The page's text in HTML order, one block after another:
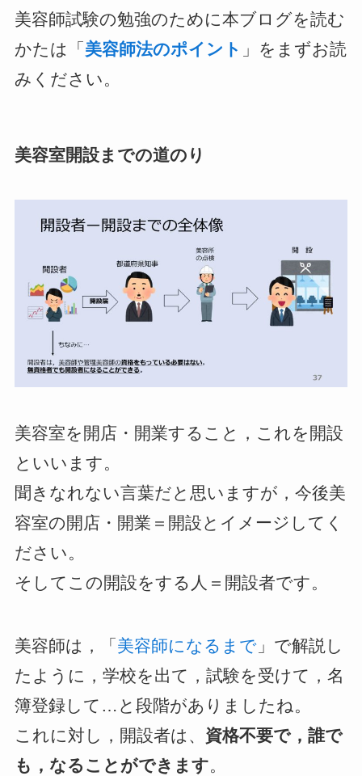
美容師試験の勉強のために本ブログを読む
かたは「 美容師法のポイント 」をまずお読
みください。
美容室開設までの道のり
美容室を開店・開業すること，これを 開設
といいます。
聞きなれない言葉だと思いますが，今後美
容室の開店・開業＝ 開設とイメージしてく
ださい。
そしてこの開設をする人＝ 開設者です。
美容師は，「 美容師になるまで」で解説し
たように，学校を出て，試験を受けて，名
簿登録して…と段階がありましたね。
これに対し，開設者は、 資格不要で，誰で
も，なることができます。